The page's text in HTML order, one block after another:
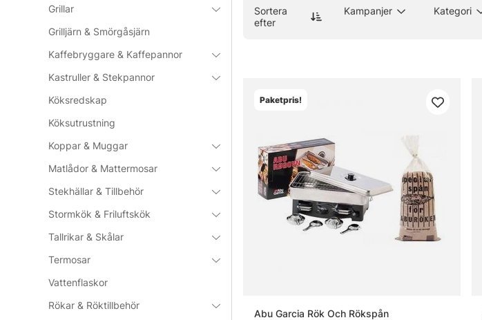
Grillar
Grilljärn & Smörgåsjärn
Kaffebryggare & Kaffepannor
Kastruller & Stekpannor
Köksredskap
Köksutrustning
Koppar & Muggar
Matlådor & Mattermosar
Stekhällar & Tillbehör
Stormkök & Friluftskök
Tallrikar & Skålar
Termosar
Vattenflaskor
Rökar & Röktillbehör
» Tillbaka till Outdoor
Vad är en rökbox?
Vad är klokt att packa med till matlagning ute?
Sortera
efter
Kampanjer Kategori
Paketpris!
Abu Garcia Rök Och Rökspån